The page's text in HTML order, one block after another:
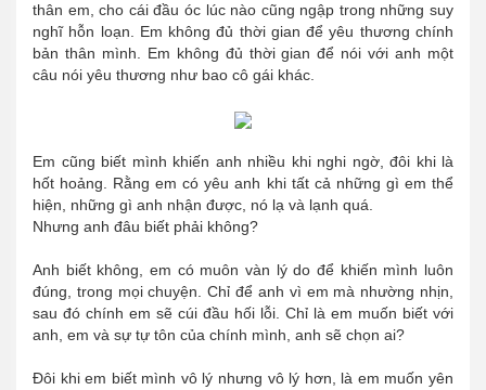
thân em, cho cái đầu óc lúc nào cũng ngập trong những suy
nghĩ hỗn loạn. Em không đủ thời gian để yêu thương chính
bản thân mình. Em không đủ thời gian để nói với anh một
câu nói yêu thương như bao cô gái khác.
Em cũng biết mình khiến anh nhiều khi nghi ngờ, đôi khi là
hốt hoảng. Rằng em có yêu anh khi tất cả những gì em thể
hiện, những gì anh nhận được, nó lạ và lạnh quá.
Nhưng anh đâu biết phải không?
Anh biết không, em có muôn vàn lý do để khiến mình luôn
đúng, trong mọi chuyện. Chỉ để anh vì em mà nhường nhịn,
sau đó chính em sẽ cúi đầu hối lỗi. Chỉ là em muốn biết với
anh, em và sự tự tôn của chính mình, anh sẽ chọn ai?
Đôi khi em biết mình vô lý nhưng vô lý hơn, là em muốn yên